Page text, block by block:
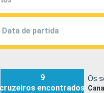
Data de partida
9
cruzeiros encontrados
Os